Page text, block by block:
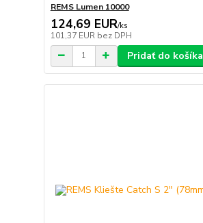
REMS Lumen 10000
124,69 EUR/ks
101,37 EUR bez DPH
Pridať do košíka